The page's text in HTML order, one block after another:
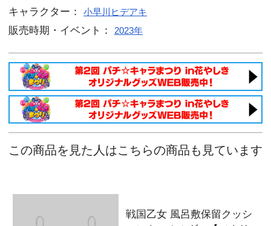
ト】
戦国乙女 風呂敷保留クッションキー
ン】
戦国乙女 風呂敷保留クッションキー
ネ】
戦国乙女 風呂敷保留クッションキー
ガ】
戦国乙女 風呂敷保留クッションキー
戦国乙女 風呂敷保留クッションキー